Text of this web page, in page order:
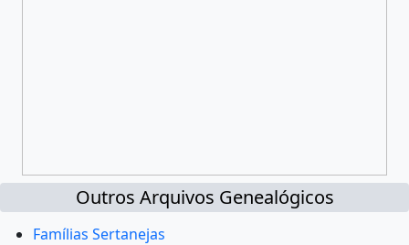
Outros Arquivos Genealógicos
Famílias Sertanejas